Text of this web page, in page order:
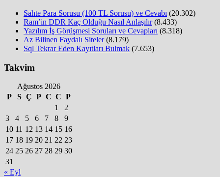
Sahte Para Sorusu (100 TL Sorusu) ve Cevabı (20.302)
Ram’in DDR Kaç Olduğu Nasıl Anlaşılır (8.433)
Yazılım İş Görüşmesi Soruları ve Cevapları (8.318)
Az Bilinen Faydalı Siteler (8.179)
Sql Tekrar Eden Kayıtları Bulmak (7.653)
Takvim
Ağustos 2026
P
S Ç P C C P
1
2
3
4 5 6 7 8
9
10 11 12 13 14 15 16
17 18 19 20 21 22 23
24 25 26 27 28 29 30
31
« Eyl